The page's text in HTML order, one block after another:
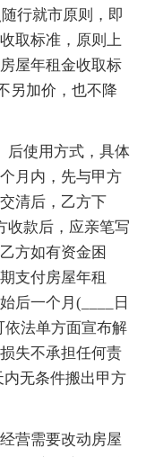
行就市原则，即
取标准，原则上
屋年租金收取标
另加价，也不降
使用方式，具体
月内，先与甲方
清后，乙方下
收款后，应亲笔写
方如有资金困
支付房屋年租
后一个月(____日
依法单方面宣布解
失不承担任何责
无条件搬出甲方
营需要改动房屋